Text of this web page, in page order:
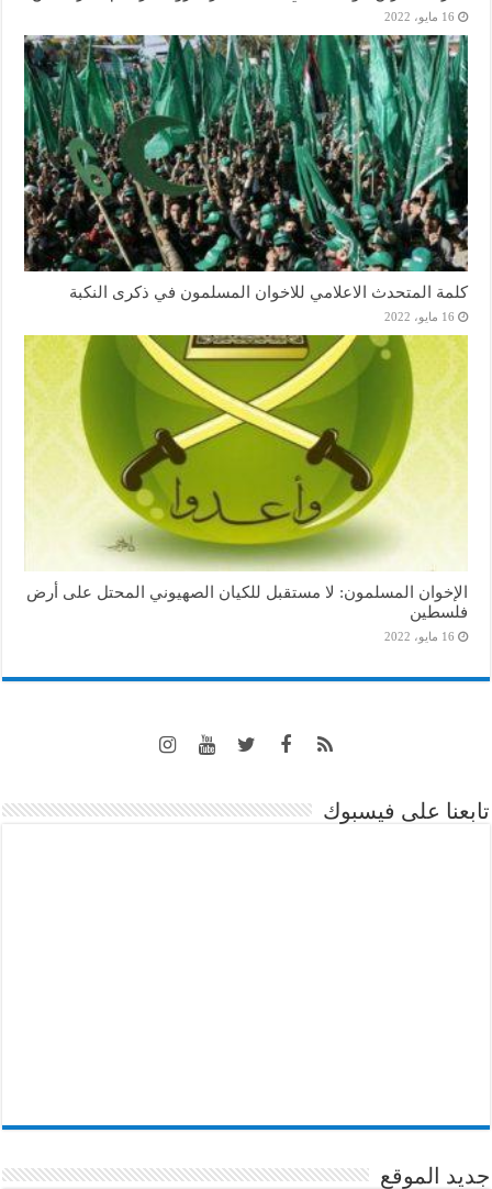
16 مايو، 2022
كلمة المتحدث الاعلامي للاخوان المسلمون في ذكرى النكبة
16 مايو، 2022
الإخوان المسلمون: لا مستقبل للكيان الصهيوني المحتل على أرض
فلسطين
16 مايو، 2022
تابعنا على فيسبوك
جديد الموقع